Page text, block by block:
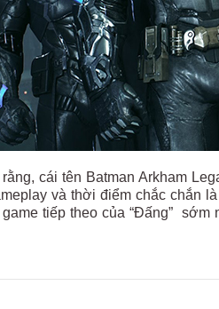
cái tên Batman Arkham
và thời điểm chắc chắn
tiếp theo của “Đấng” sớm